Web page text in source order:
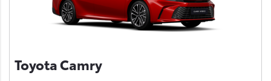
Toyota Camry